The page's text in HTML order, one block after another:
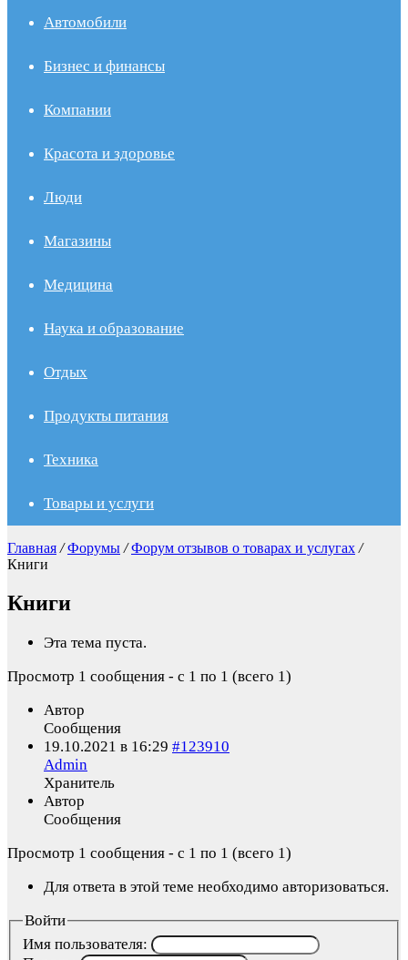
Автомобили
Бизнес и финансы
Компании
Красота и здоровье
Люди
Магазины
Медицина
Наука и образование
Отдых
Продукты питания
Техника
Товары и услуги
Главная / Форумы / Форум отзывов о товарах и услугах /
Книги
Книги
Эта тема пуста.
Просмотр 1 сообщения - с 1 по 1 (всего 1)
Автор
Сообщения
19.10.2021 в 16:29 #123910
Admin
Хранитель
Автор
Сообщения
Просмотр 1 сообщения - с 1 по 1 (всего 1)
Для ответа в этой теме необходимо авторизоваться.
Войти
Имя пользователя: